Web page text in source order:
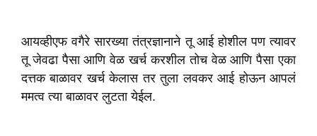
आयव्हीएफ वगैरे सारख्या तंत्रज्ञानाने तू आई होशील पण त्यावर
तू जेवढा पैसा आणि वेळ खर्च करशील तोच वेळ आणि पैसा एका
दत्तक बाळावर खर्च केलास तर तुला लवकर आई होऊन आपलं
ममत्व त्या बाळावर लुटता येईल.